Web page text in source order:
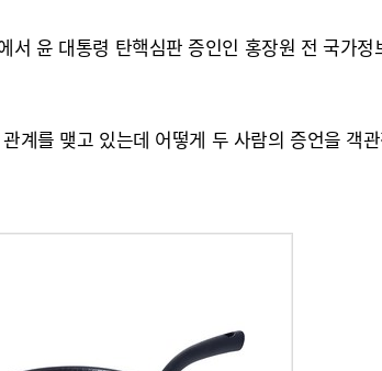
윤 대통령 탄핵심판 증인인 홍장원 전 국가
계를 맺고 있는데 어떻게 두 사람의 증언을 객